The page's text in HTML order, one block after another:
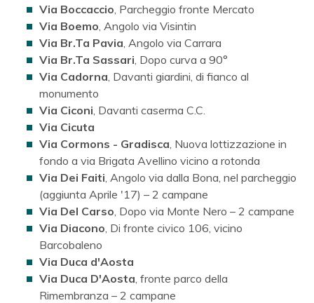
Via Boccaccio , Parcheggio fronte Mercato
Via Boemo , Angolo via Visintin
Via Br.Ta Pavia , Angolo via Carrara
Via Br.Ta Sassari , Dopo curva a 90°
Via Cadorna , Davanti giardini, di fianco al
monumento
Via Ciconi , Davanti caserma C.C.
Via Cicuta
Via Cormons - Gradisca , Nuova lottizzazione in
fondo a via Brigata Avellino vicino a rotonda
Via Dei Faiti , Angolo via dalla Bona, nel parcheggio
(aggiunta Aprile '17) – 2 campane
Via Del Carso , Dopo via Monte Nero – 2 campane
Via Diacono , Di fronte civico 106, vicino
Barcobaleno
Via Duca d'Aosta
Via Duca D'Aosta , fronte parco della
Rimembranza – 2 campane